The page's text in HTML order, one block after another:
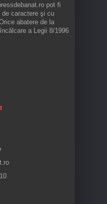
pot fi
de caractere şi cu
abatere de la
a Legii 8/1996